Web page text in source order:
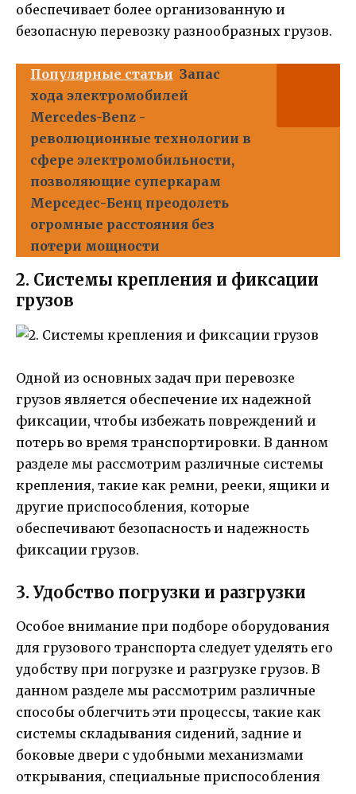
обеспечивает более организованную и
безопасную перевозку разнообразных грузов.
Популярные статьи Запас
хода электромобилей
Mercedes-Benz -
революционные технологии в
сфере электромобильности,
позволяющие суперкарам
Мерседес-Бенц преодолеть
огромные расстояния без
потери мощности
2. Системы крепления и фиксации
грузов
Одной из основных задач при перевозке
грузов является обеспечение их надежной
фиксации, чтобы избежать повреждений и
потерь во время транспортировки. В данном
разделе мы рассмотрим различные системы
крепления, такие как ремни, рееки, ящики и
другие приспособления, которые
обеспечивают безопасность и надежность
фиксации грузов.
3. Удобство погрузки и разгрузки
Особое внимание при подборе оборудования
для грузового транспорта следует уделять его
удобству при погрузке и разгрузке грузов. В
данном разделе мы рассмотрим различные
способы облегчить эти процессы, такие как
системы складывания сидений, задние и
боковые двери с удобными механизмами
открывания, специальные приспособления